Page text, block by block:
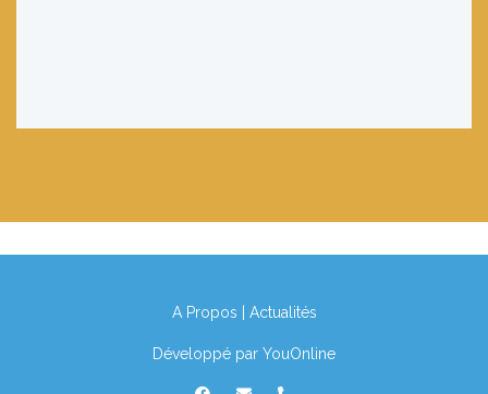
A Propos Actualités
Développé par YouOnline